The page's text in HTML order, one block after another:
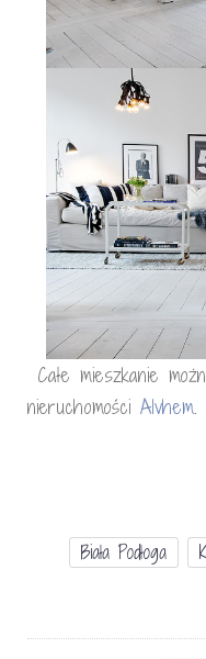
Całe mieszkanie
nieruchomości Alvhem.
Biała Podłoga